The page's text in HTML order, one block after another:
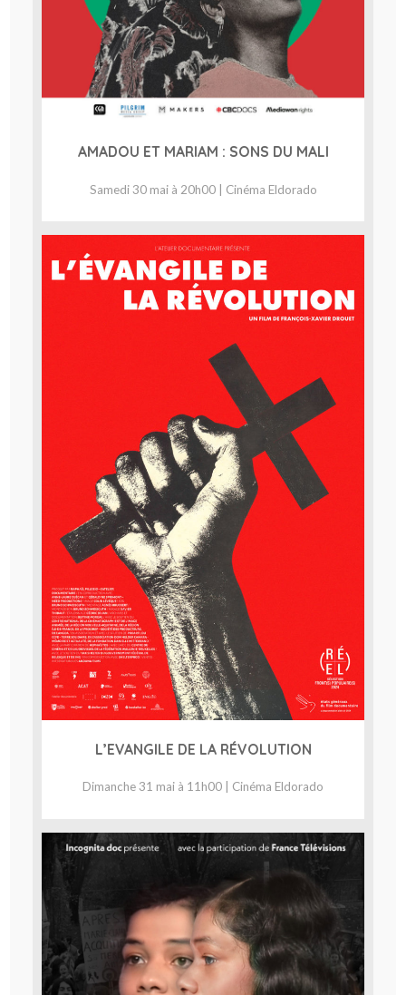
AMADOU ET MARIAM : SONS DU MALI
Samedi 30 mai à 20h00 | Cinéma Eldorado
L’EVANGILE DE LA RÉVOLUTION
Dimanche 31 mai à 11h00 | Cinéma Eldorado